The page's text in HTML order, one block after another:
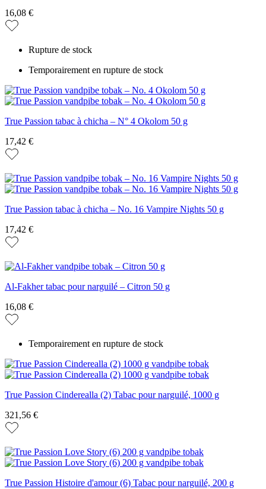
16,08 €
Rupture de stock
Temporairement en rupture de stock
True Passion tabac à chicha – N° 4 Okolom 50 g
17,42 €
True Passion tabac à chicha – No. 16 Vampire Nights 50 g
17,42 €
Al-Fakher tabac pour narguilé – Citron 50 g
16,08 €
Temporairement en rupture de stock
True Passion Cinderealla (2) Tabac pour narguilé, 1000 g
321,56 €
True Passion Histoire d'amour (6) Tabac pour narguilé, 200 g